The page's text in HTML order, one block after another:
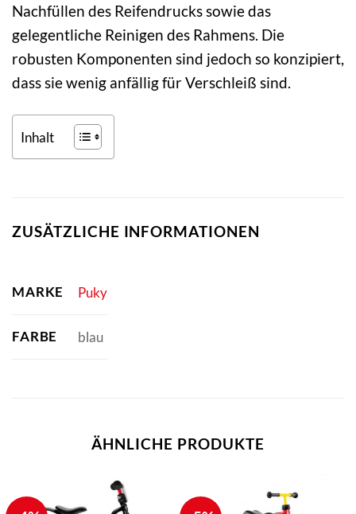
Nachfüllen des Reifendrucks sowie das
gelegentliche Reinigen des Rahmens. Die
robusten Komponenten sind jedoch so konzipiert,
dass sie wenig anfällig für Verschleiß sind.
Inhalt
ZUSÄTZLICHE INFORMATIONEN
MARKE Puky
FARBE blau
ÄHNLICHE PRODUKTE